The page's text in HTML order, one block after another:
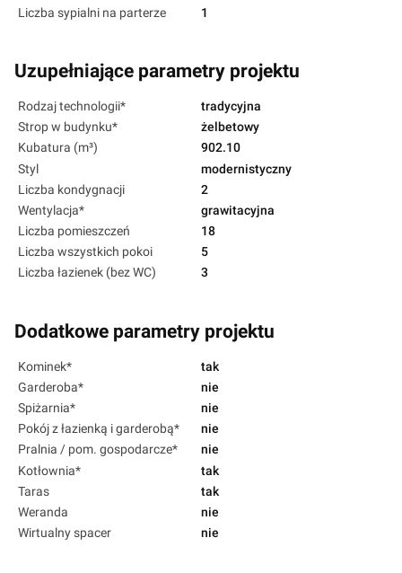
Liczba sypialni na parterze
1
Uzupełniające parametry projektu
Rodzaj technologii*
tradycyjna
Strop w budynku*
żelbetowy
Kubatura (m³)
902.10
Styl
modernistyczny
Liczba kondygnacji
2
Wentylacja*
grawitacyjna
Liczba pomieszczeń
18
Liczba wszystkich pokoi
5
Liczba łazienek (bez WC)
3
Dodatkowe parametry projektu
Kominek*
tak
Garderoba*
nie
Spiżarnia*
nie
Pokój z łazienką i garderobą*
nie
Pralnia / pom. gospodarcze*
nie
Kotłownia*
tak
Taras
tak
Weranda
nie
Wirtualny spacer
nie